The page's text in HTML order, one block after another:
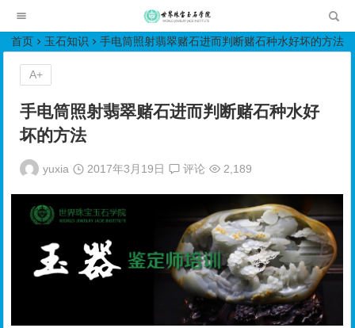
首页 玉石知识 手电筒照射翡翠赌石进而判断赌石种水好坏的方法
手电筒照射翡翠赌石进而判断赌石种水好
坏的方法
yuxia 2017年3月19日 评论 2,189
A+